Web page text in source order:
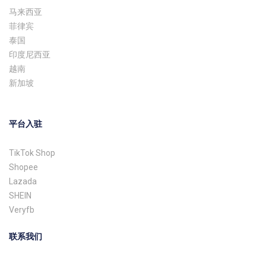
马来西亚
菲律宾
泰国
印度尼西亚
越南
新加坡
平台入驻
TikTok Shop
Shopee
Lazada
SHEIN
Veryfb
联系我们